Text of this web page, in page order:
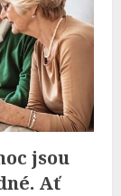
jsou
Ať